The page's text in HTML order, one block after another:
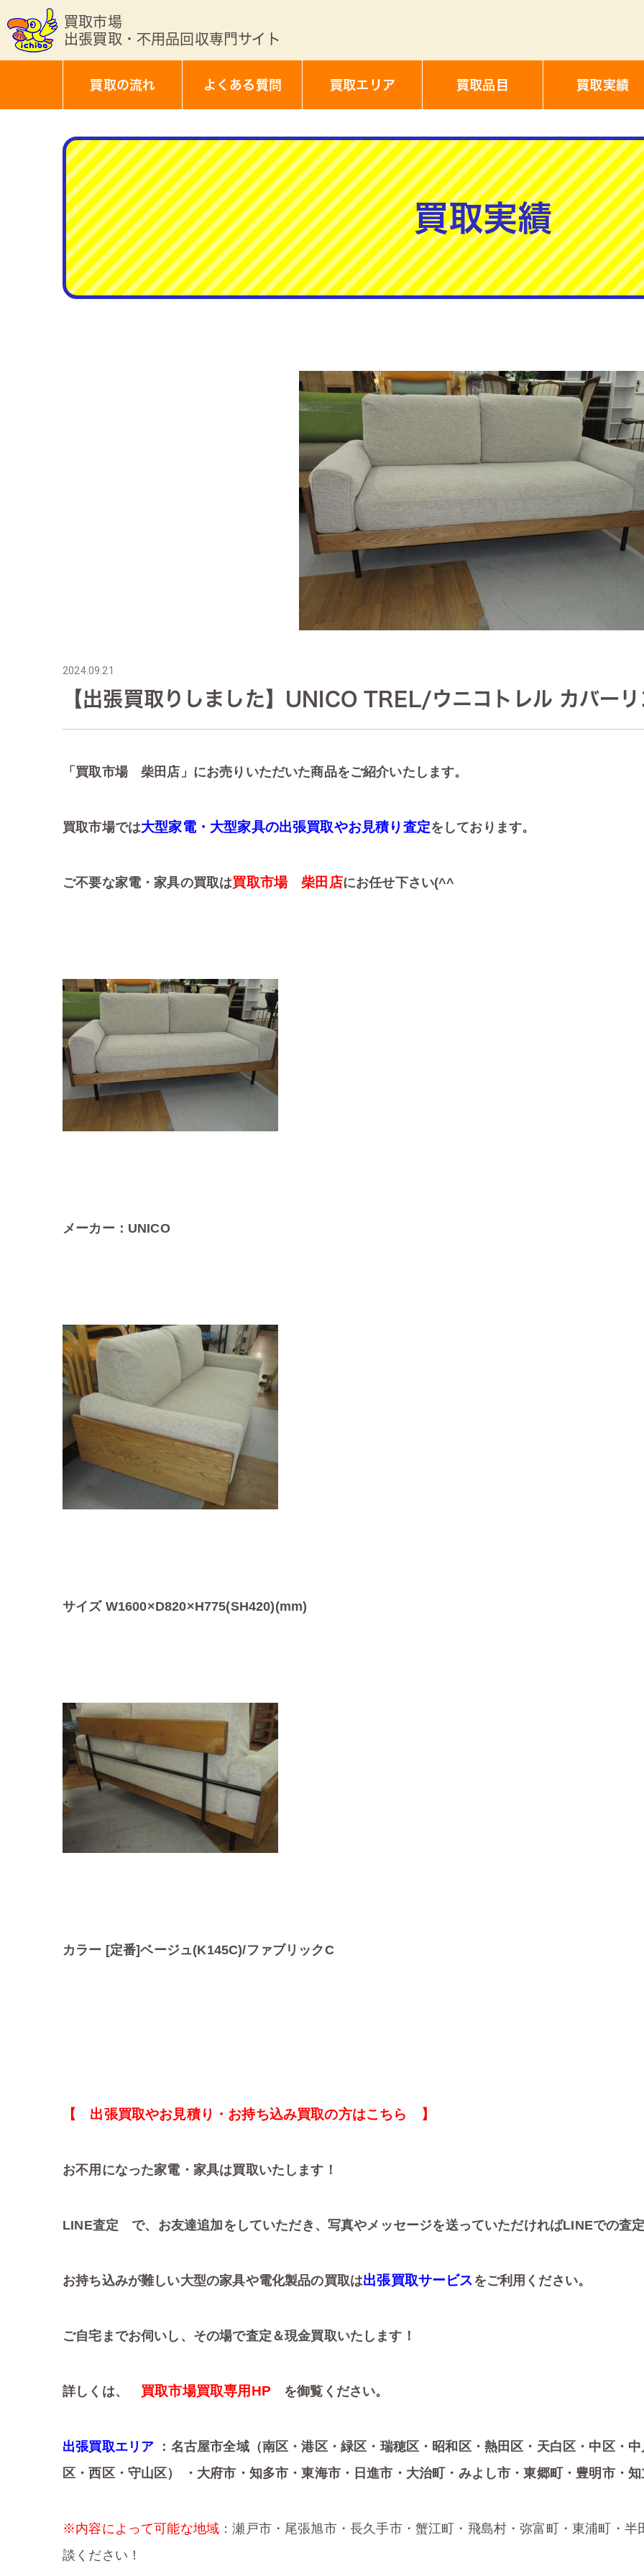
買取市場
出張買取・不用品回収専門サイト
買取の流れ よくある質問 買取エリア 買取品目 買取実績
買取実績
2024.09.21
【出張買取りしました】UNICO TREL/ウニコトレル カバーリ
「買取市場 柴田店」にお売りいただいた商品をご紹介いたします。
買取市場では大型家電・大型家具の出張買取やお見積り査定をしております。
ご不要な家電・家具の買取は買取市場 柴田店にお任せ下さい(^^
メーカー：UNICO
サイズ W1600×D820×H775(SH420)(mm)
カラー [定番]ベージュ(K145C)/ファブリックC
【 出張買取やお見積り・お持ち込み買取の方はこちら 】
お不用になった家電・家具は買取いたします！
LINE査定 で、お友達追加をしていただき、写真やメッセージを送っていただければLINEでの査定
お持ち込みが難しい大型の家具や電化製品の買取は出張買取サービス をご利用ください。
ご自宅までお伺いし、その場で査定＆現金買取いたします！
詳しくは、 買取市場買取専用HP を御覧ください。
出張買取エリア ：名古屋市全域（南区・港区・緑区・瑞穂区・昭和区・熱田区・天白区・中区・
区・西区・守山区） ・大府市・知多市・東海市・日進市・大治町・みよし市・東郷町・豊明市・
※内容によって可能な地域 ：瀬戸市・尾張旭市・長久手市・蟹江町・飛島村・弥富町・東浦町・
談ください！